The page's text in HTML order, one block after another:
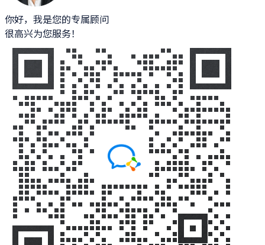
你好，我是您的专属顾问
很高兴为您服务！